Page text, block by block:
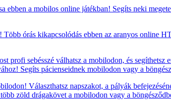
ebben a mobilos online játékban! Segíts neki
órás kikapcsolódás ebben az aranyos online
profi sebésszé válhatsz a mobilodon, és
Segíts pácienseidnek mobilodon vagy a
Választhatsz napszakot, a pályák
zöld drágakövet a mobilodon vagy a